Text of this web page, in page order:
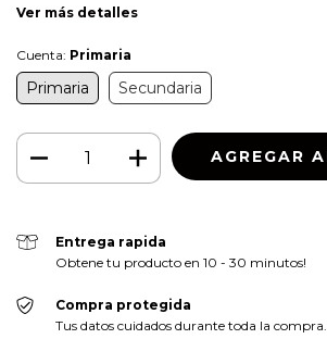
Ver más detalles
Cuenta: Primaria
Primaria Secundaria
Entrega rapida
Obtene tu producto en 10 - 30 minutos!
Compra protegida
Tus datos cuidados durante toda la compra.